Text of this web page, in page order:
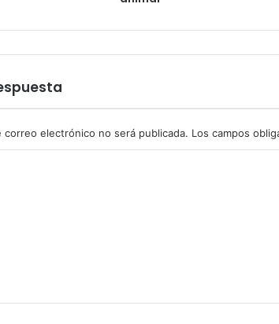
correo electrónico no será publicada. Los campos